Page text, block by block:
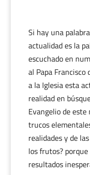
Si hay una
actualidad es la
escuchado en
al Papa Francisco
a la Iglesia esta
realidad en
Evangelio de este
trucos
realidades y de
los frutos?
resultados